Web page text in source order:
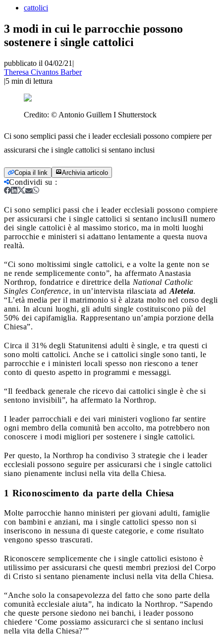
cattolici
3 modi in cui le parrocchie possono
sostenere i single cattolici
pubblicato il 04/02/21 |
Theresa Civantos Barber
|5 min di lettura
Credito: © Antonio Guillem I Shutterstock
Ci sono semplici passi che i leader ecclesiali possono compiere per
assicurarsi che i single cattolici si sentano inclusi
Copia il link Archivia articolo
Condividi su :
Ci sono semplici passi che i leader ecclesiali possono compiere
per assicurarsi che i single cattolici si sentano inclusiIl numero
dei single cattolici è al massimo storico, ma in molti luoghi
parrocchie e ministeri si adattano lentamente a questa nuova
realtà.
“Ci sono moltissimi single cattolici, e a volte la gente non se
ne rende semplicemente conto”, ha affermato Anastasia
Northrop, fondatrice e direttrice della National Catholic
Singles Conference, in un’intervista rilasciata ad Aleteia.
“L’età media per il matrimonio si è alzata molto nel corso degli
anni. In alcuni luoghi, gli adulti single costituiscono più del
50% dei capifamiglia. Rappresentano un’ampia porzione della
Chiesa”.
Circa il 31% degli Statunitensi adulti è single, e tra questi ci
sono molti cattolici. Anche se i cattolici single sono tanti, le
parrocchie e i ministeri locali spesso non riescono a tener
conto di questo aspetto in programmi e messaggi.
“Il feedback generale che ricevo dai cattolici single è che si
sentono invisibili”, ha affermato la Northrop.
I leader parrocchiali e dei vari ministeri vogliono far sentire
ogni membro della comunità ben accolto, ma potrebbero non
conoscere i modi migliori per sostenere i single cattolici.
Per questo, la Northrop ha condiviso 3 strategie che i leader
ecclesiali possono seguire per assicurarsi che i single cattolici
siano pienamente inclusi nella vita della Chiesa.
1 Riconoscimento da parte della Chiesa
Molte parrocchie hanno ministeri per giovani adulti, famiglie
con bambini e anziani, ma i single cattolici spesso non si
inseriscono in nessuna di queste categorie, e come risultato
vengono spesso trascurati.
Riconoscere semplicemente che i single cattolici esistono è
utilissimo per assicurarsi che questi membri preziosi del Corpo
di Cristo si sentano pienamente inclusi nella vita della Chiesa.
“Anche solo la consapevolezza del fatto che sono parte della
comunità ecclesiale aiuta”, ha indicato la Northrop. “Sapendo
che queste persone siedono nei banchi, i leader possono
chiedere ‘Come possiamo assicurarci che si sentano inclusi
nella vita della Chiesa?’”